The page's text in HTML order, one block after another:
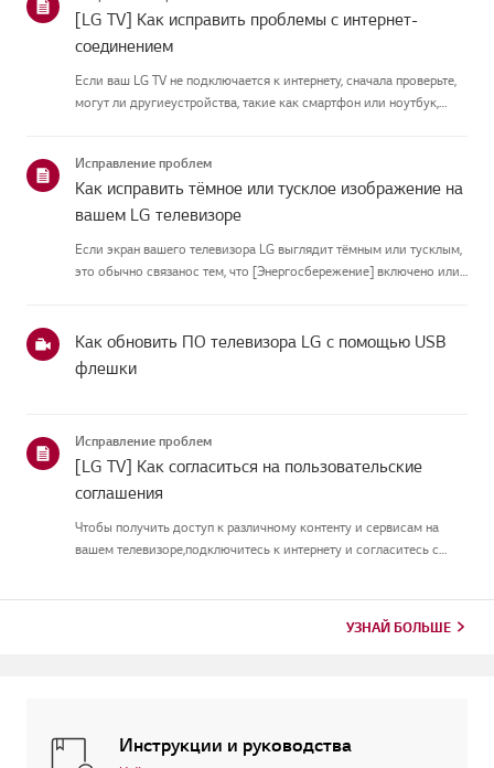
[LG TV] Как исправить проблемы с интернет-
соединением
Если ваш LG TV не подключается к интернету, сначала проверьте,
могут ли другиеустройства, такие как смартфон или ноутбук,
Исправление проблем
Как исправить тёмное или тусклое изображение на
вашем LG телевизоре
Если экран вашего телевизора LG выглядит тёмным или тусклым,
это обычно связанос тем, что [Энергосбережение] включено или
Как обновить ПО телевизора LG с помощью USB
флешки
Исправление проблем
[LG TV] Как согласиться на пользовательские
соглашения
Чтобы получить доступ к различному контенту и сервисам на
вашем телевизоре,подключитесь к интернету и согласитесь с
УЗНАЙ БОЛЬШЕ
Инструкции и руководства